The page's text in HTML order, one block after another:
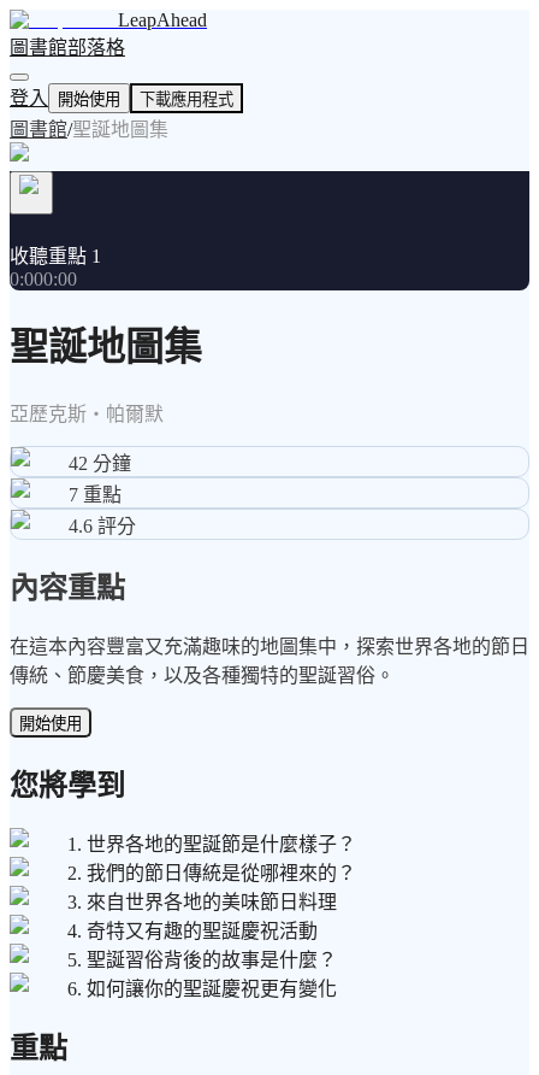
LeapAhead
圖書館部落格
登入 開始使用 下載應用程式
圖書館/聖誕地圖集
收聽重點 1
0:000:00
聖誕地圖集
亞歷克斯・帕爾默
42 分鐘
7 重點
4.6 評分
內容重點
在這本內容豐富又充滿趣味的地圖集中，探索世界各地的節日
傳統、節慶美食，以及各種獨特的聖誕習俗。
開始使用
您將學到
1. 世界各地的聖誕節是什麼樣子？
2. 我們的節日傳統是從哪裡來的？
3. 來自世界各地的美味節日料理
4. 奇特又有趣的聖誕慶祝活動
5. 聖誕習俗背後的故事是什麼？
6. 如何讓你的聖誕慶祝更有變化
重點